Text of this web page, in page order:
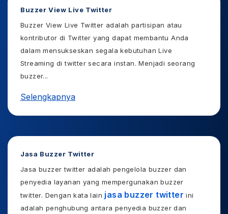
Buzzer View Live Twitter
Buzzer View Live Twitter adalah partisipan atau
kontributor di Twitter yang dapat membantu Anda
dalam mensukseskan segala kebutuhan Live
Streaming di twitter secara instan. Menjadi seorang
buzzer...
Selengkapnya
Jasa Buzzer Twitter
Jasa buzzer twitter adalah pengelola buzzer dan
penyedia layanan yang mempergunakan buzzer
twitter. Dengan kata lain jasa buzzer twitter ini
adalah penghubung antara penyedia buzzer dan